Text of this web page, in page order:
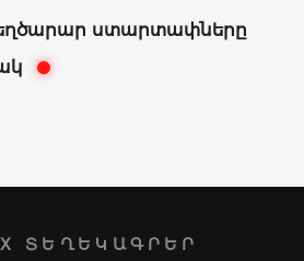
ստարտափները
ՏԵՂԵԿԱԳՐԵՐ